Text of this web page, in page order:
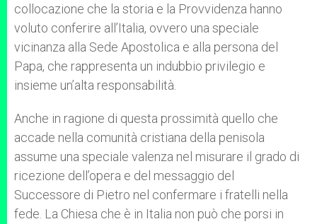
collocazione che la storia e la Provvidenza hanno
voluto conferire all’Italia, ovvero una speciale
vicinanza alla Sede Apostolica e alla persona del
Papa, che rappresenta un indubbio privilegio e
insieme un’alta responsabilità.
Anche in ragione di questa prossimità quello che
accade nella comunità cristiana della penisola
assume una speciale valenza nel misurare il grado di
ricezione dell’opera e del messaggio del
Successore di Pietro nel confermare i fratelli nella
fede. La Chiesa che è in Italia non può che porsi in